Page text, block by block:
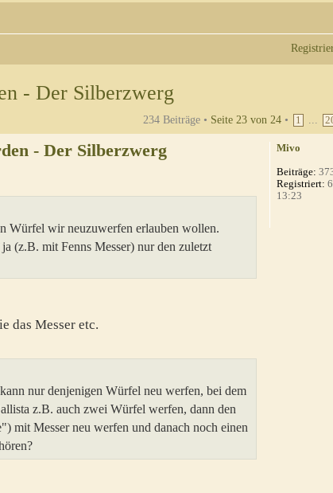
- Der Silberzwerg
234 Beiträge • Seite 23 von 24 • 1 ...
- Der Silberzwerg
Würfel wir neuzuwerfen erlauben wollen.
(z.B. mit Fenns Messer) nur den zuletzt
das Messer etc.
nur denjenigen Würfel neu werfen, bei dem
z.B. auch zwei Würfel werfen, dann den
mit Messer neu werfen und danach noch einen
Mivo
Beiträge:
Registriert:
13:23